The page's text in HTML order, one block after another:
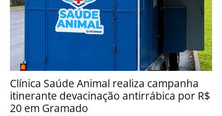
Clínica Saúde Animal realiza campanha
itinerante devacinação antirrábica por R$
20 em Gramado